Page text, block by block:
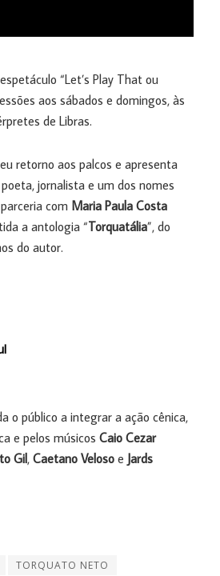
“Let’s Play That ou
aos sábados e domingos, às
de Libras.
retorno aos palcos e apresenta
jornalista e um dos nomes
com Maria Paula Costa
a antologia “Torquatália”, do
do autor.
o público a integrar a ação cênica,
e pelos músicos Caio Cezar
Gil, Caetano Veloso e Jards
TORQUATO NETO